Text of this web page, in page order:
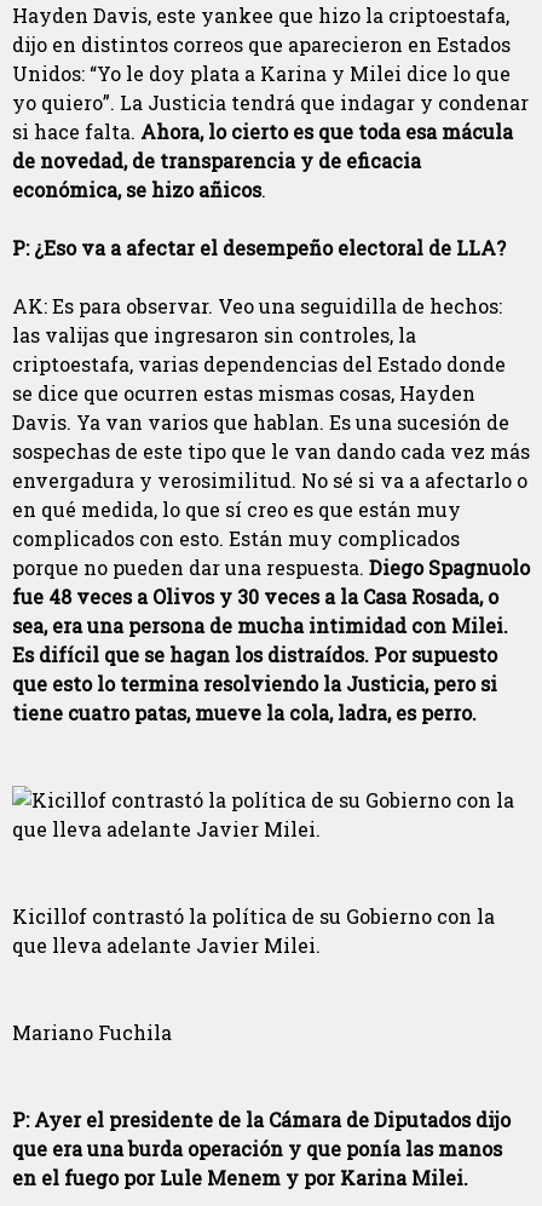
Hayden Davis, este yankee que hizo la criptoestafa,
dijo en distintos correos que aparecieron en Estados
Unidos: “Yo le doy plata a Karina y Milei dice lo que
yo quiero”. La Justicia tendrá que indagar y condenar
si hace falta. Ahora, lo cierto es que toda esa mácula
de novedad, de transparencia y de eficacia
económica, se hizo añicos.
P: ¿Eso va a afectar el desempeño electoral de LLA?
AK: Es para observar. Veo una seguidilla de hechos:
las valijas que ingresaron sin controles, la
criptoestafa, varias dependencias del Estado donde
se dice que ocurren estas mismas cosas, Hayden
Davis. Ya van varios que hablan. Es una sucesión de
sospechas de este tipo que le van dando cada vez más
envergadura y verosimilitud. No sé si va a afectarlo o
en qué medida, lo que sí creo es que están muy
complicados con esto. Están muy complicados
porque no pueden dar una respuesta. Diego Spagnuolo
fue 48 veces a Olivos y 30 veces a la Casa Rosada, o
sea, era una persona de mucha intimidad con Milei.
Es difícil que se hagan los distraídos. Por supuesto
que esto lo termina resolviendo la Justicia, pero si
tiene cuatro patas, mueve la cola, ladra, es perro.
Kicillof contrastó la política de su Gobierno con la
que lleva adelante Javier Milei.
Mariano Fuchila
P: Ayer el presidente de la Cámara de Diputados dijo
que era una burda operación y que ponía las manos
en el fuego por Lule Menem y por Karina Milei.